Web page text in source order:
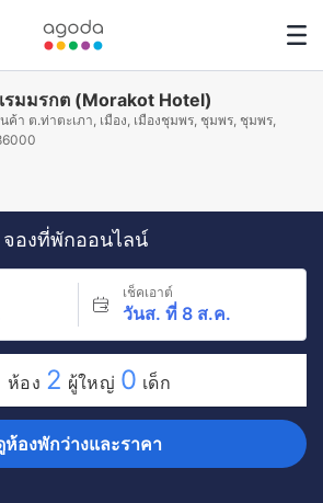
รมมรกต (Morakot Hotel)
ค้า ต.ท่าตะเภา, เมือง, เมืองชุมพร, ชุมพร, ชุมพร,
จองที่พักออนไลน์
เช็คเอาต์
วันส. ที่ 8 ส.ค.
ห้อง 2 ผู้ใหญ่ 0 เด็ก
ห้องพักว่างและราคา